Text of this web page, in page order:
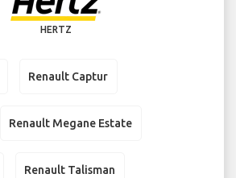
HERTZ
Renault Captur
Renault Megane Estate
Renault Talisman